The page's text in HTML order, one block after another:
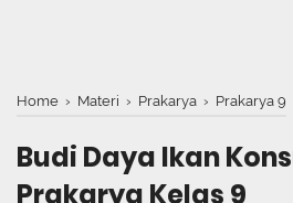
Home › Materi › Prakarya › Prakarya 9
Budi Daya Ikan
Prakarya Kelas 9